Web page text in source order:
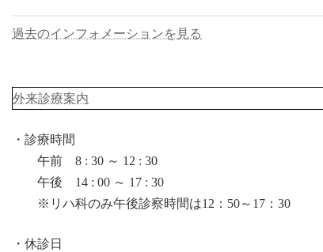
過去のインフォメーションを見る
外来診療案内
・診療時間
午前 8 : 30 ～ 12 : 30
午後 14 : 00 ～ 17 : 30
※リハ科のみ午後診察時間は12：50～17：30
・休診日